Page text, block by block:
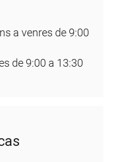
a venres de 9:00
de 9:00 a 13:30